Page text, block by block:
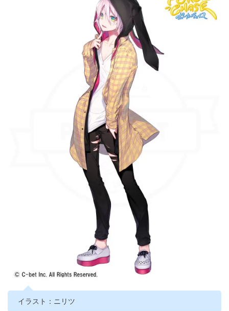
イラスト：ニリツ